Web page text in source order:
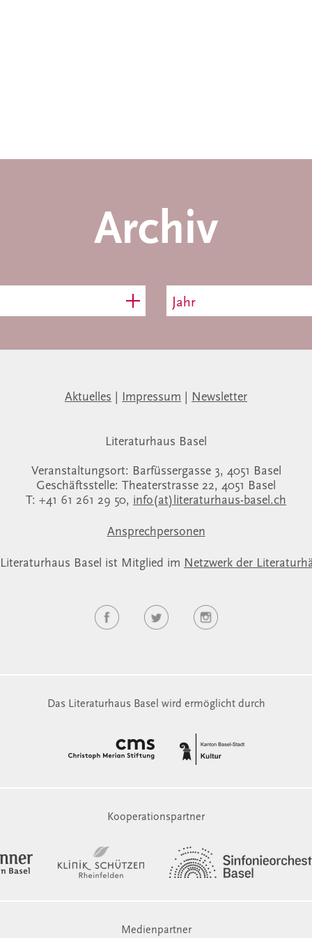
Archiv
Jahr
Aktuelles Impressum Newsletter
Literaturhaus Basel
Veranstaltungsort: Barfüssergasse 3, 4051 Basel
Geschäftsstelle: Theaterstrasse 22, 4051 Basel
T: +41 61 261 29 50, info(at)literaturhaus-basel.ch
Ansprechpersonen
Basel ist Mitglied im Netzwerk der
Das Literaturhaus Basel wird ermöglicht durch
Kooperationspartner
Medienpartner